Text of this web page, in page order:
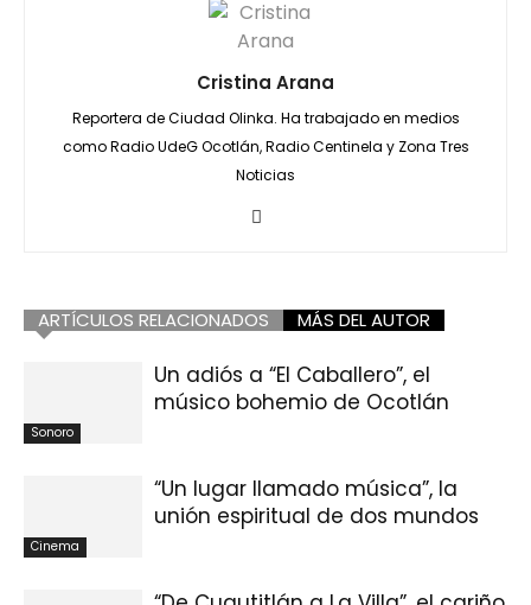
Cristina Arana
Reportera de Ciudad Olinka. Ha trabajado en medios
como Radio UdeG Ocotlán, Radio Centinela y Zona Tres
Noticias
ARTÍCULOS RELACIONADOS MÁS DEL AUTOR
Sonoro
Un adiós a “El Caballero”, el
músico bohemio de Ocotlán
Cinema
“Un lugar llamado música”, la
unión espiritual de dos mundos